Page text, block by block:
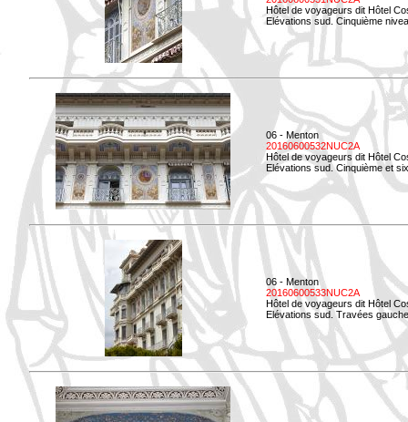
Hôtel de voyageurs dit Hôtel
Elévations sud. Cinquième
06 - Menton
20160600532NUC2A
Hôtel de voyageurs dit Hôtel
Elévations sud. Cinquième et
06 - Menton
20160600533NUC2A
Hôtel de voyageurs dit Hôtel
Elévations sud. Travées